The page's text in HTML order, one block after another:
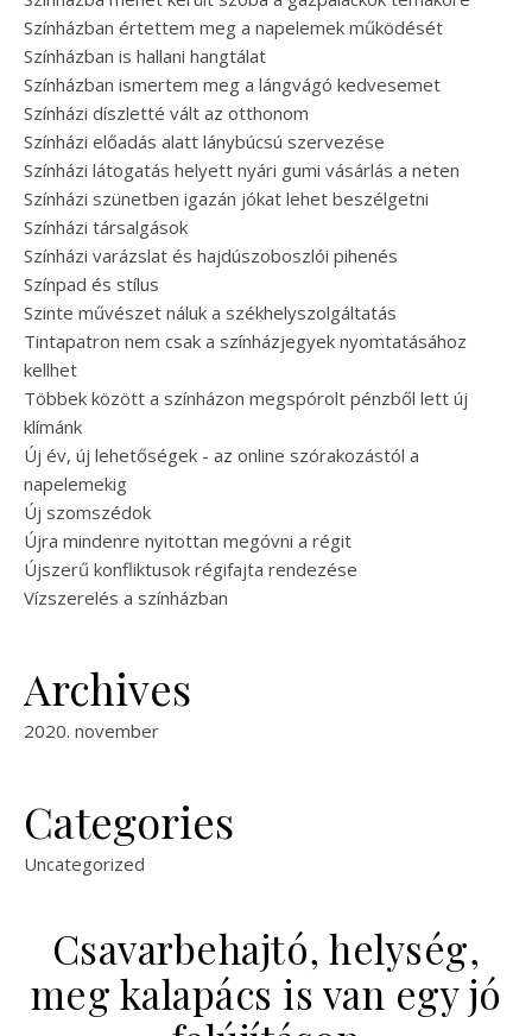
Színházban értettem meg a napelemek működését
Színházban is hallani hangtálat
Színházban ismertem meg a lángvágó kedvesemet
Színházi díszletté vált az otthonom
Színházi előadás alatt lánybúcsú szervezése
Színházi látogatás helyett nyári gumi vásárlás a neten
Színházi szünetben igazán jókat lehet beszélgetni
Színházi társalgások
Színházi varázslat és hajdúszoboszlói pihenés
Színpad és stílus
Szinte művészet náluk a székhelyszolgáltatás
Tintapatron nem csak a színházjegyek nyomtatásához
kellhet
Többek között a színházon megspórolt pénzből lett új
klímánk
Új év, új lehetőségek - az online szórakozástól a
napelemekig
Új szomszédok
Újra mindenre nyitottan megóvni a régit
Újszerű konfliktusok régifajta rendezése
Vízszerelés a színházban
Archives
2020. november
Categories
Uncategorized
Csavarbehajtó, helység,
meg kalapács is van egy jó